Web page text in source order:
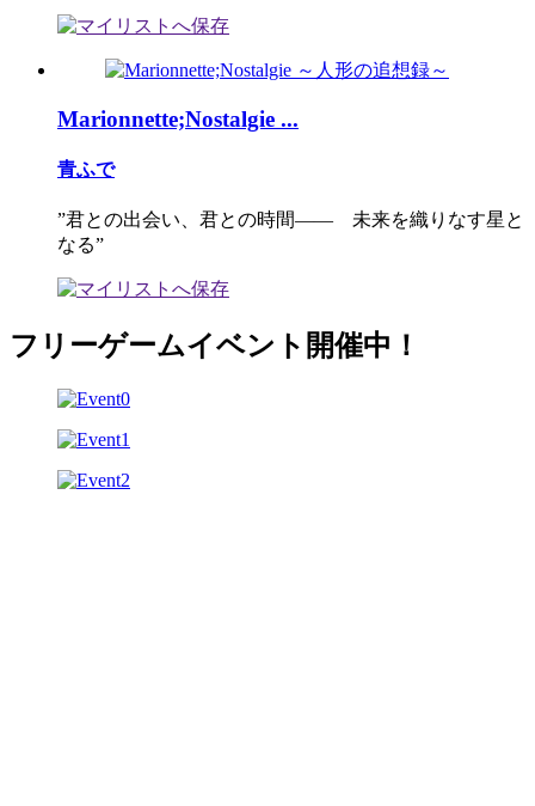
Marionnette;Nostalgie ...
青ふで
”君との出会い、君との時間―― 未来を織りなす星と
なる”
フリーゲームイベント開催中！